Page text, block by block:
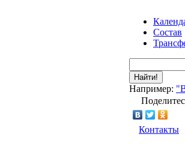
Состав
Найти!
Например:
Контакты